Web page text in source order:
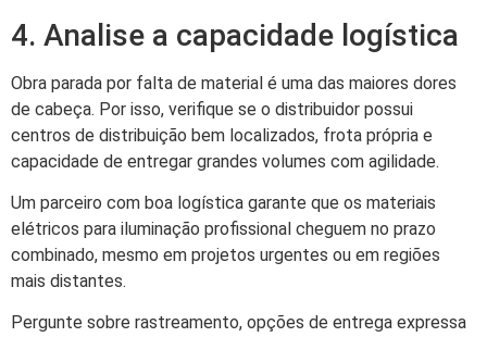
4. Analise a capacidade logística
Obra parada por falta de material é uma das maiores dores
de cabeça. Por isso, verifique se o distribuidor possui
centros de distribuição bem localizados, frota própria e
capacidade de entregar grandes volumes com agilidade.
Um parceiro com boa logística garante que os materiais
elétricos para iluminação profissional cheguem no prazo
combinado, mesmo em projetos urgentes ou em regiões
mais distantes.
Pergunte sobre rastreamento, opções de entrega expressa